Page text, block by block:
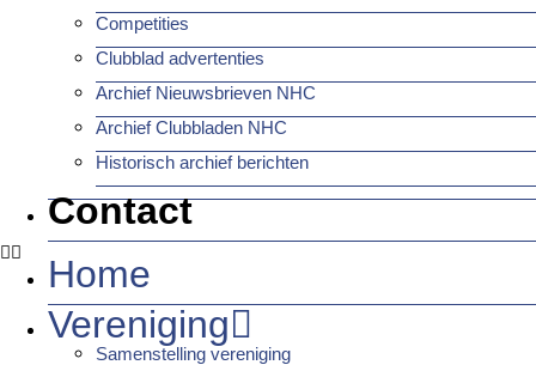
Competities
Clubblad advertenties
Archief Nieuwsbrieven NHC
Archief Clubbladen NHC
Historisch archief berichten
Contact
Home
Vereniging
Samenstelling vereniging